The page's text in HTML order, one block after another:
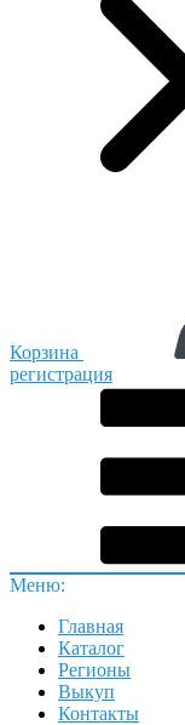
Корзина
регистрация
Меню:
Главная
Каталог
Регионы
Выкуп
Контакты